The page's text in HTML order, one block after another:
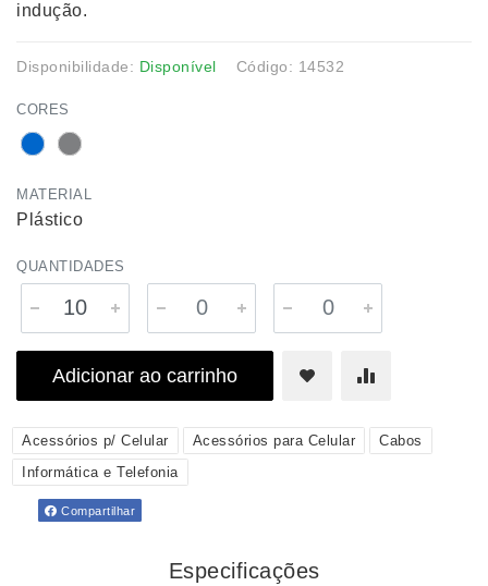
indução.
Disponibilidade: Disponível Código: 14532
CORES
MATERIAL
Plástico
QUANTIDADES
Adicionar ao carrinho
Acessórios p/ Celular Acessórios para Celular
Cabos
Informática e Telefonia
Compartilhar
Especificações